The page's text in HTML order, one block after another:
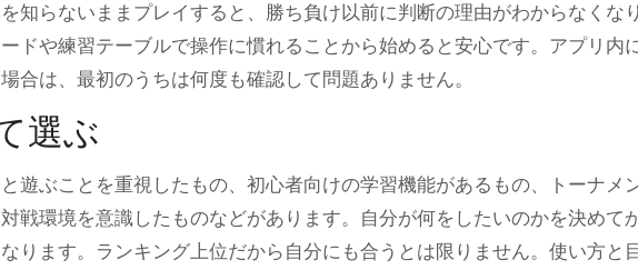
知らないままプレイすると、勝ち負け以前に判断の理由がわからなくな
ドや練習テーブルで操作に慣れることから始めると安心です。アプリ内
合は、最初のうちは何度も確認して問題ありません。
選ぶ
遊ぶことを重視したもの、初心者向けの学習機能があるもの、トーナメ
戦環境を意識したものなどがあります。自分が何をしたいのかを決めて
ります。ランキング上位だから自分にも合うとは限りません。使い方と